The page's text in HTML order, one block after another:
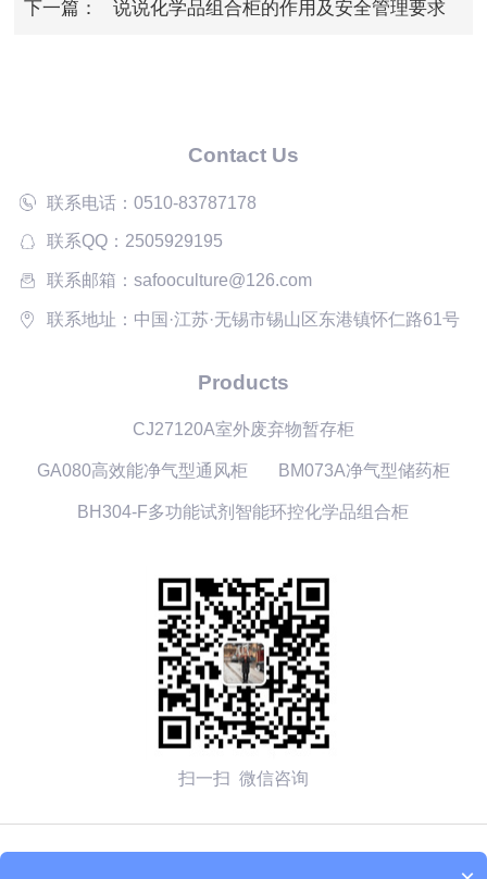
下一篇： 说说化学品组合柜的作用及安全管理要求
Contact Us
联系电话：0510-83787178
联系QQ：2505929195
联系邮箱：safooculture@126.com
联系地址：中国·江苏·无锡市锡山区东港镇怀仁路61号
Products
CJ27120A室外废弃物暂存柜
GA080高效能净气型通风柜 BM073A净气型储药柜
BH304-F多功能试剂智能环控化学品组合柜
扫一扫 微信咨询